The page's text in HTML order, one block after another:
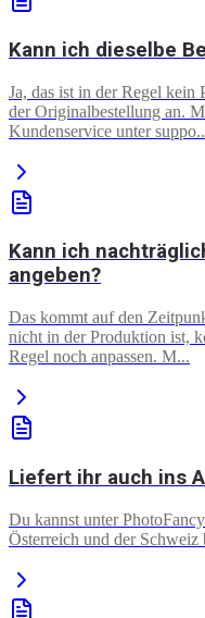
Kann ich dieselbe
Ja, das ist in der Regel kein
der Originalbestellung an.
Kundenservice unter
Kann ich
angeben?
Das kommt auf den
nicht in der Produktion ist,
Regel noch anpassen. M...
Liefert ihr auch ins
Du kannst unter
Österreich und der Schweiz